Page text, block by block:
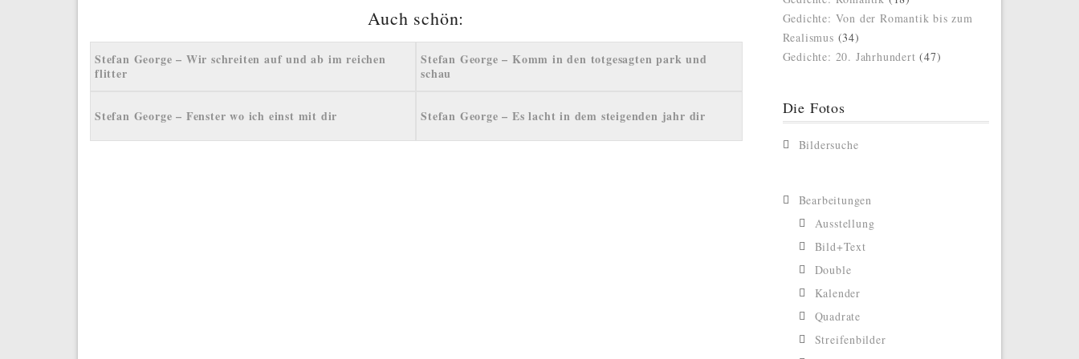
Auch schön:
Stefan George – Wir schreiten auf und ab im reichen
flitter
Stefan George – Komm in den totgesagten park und
schau
Stefan George – Fenster wo ich einst mit dir Stefan George – Es lacht in dem steigenden jahr dir
Gedichte: Von der Romantik bis zum
Realismus (34)
Gedichte: 20. Jahrhundert (47)
Die Fotos
Bildersuche
Bearbeitungen
Ausstellung
Bild+Text
Double
Kalender
Quadrate
Streifenbilder